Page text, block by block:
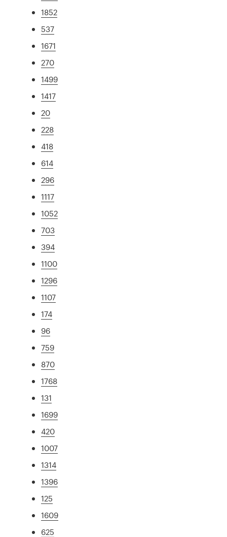
1852
537
1671
270
1499
1417
20
228
418
614
296
1117
1052
703
394
1100
1296
1107
174
96
759
870
1768
131
1699
420
1007
1314
1396
125
1609
625